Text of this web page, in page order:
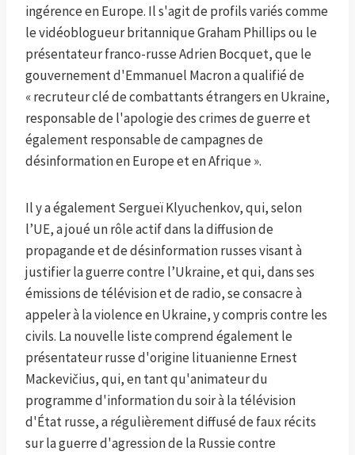
ingérence en Europe. Il s'agit de profils variés comme
le vidéoblogueur britannique Graham Phillips ou le
présentateur franco-russe Adrien Bocquet, que le
gouvernement d'Emmanuel Macron a qualifié de
« recruteur clé de combattants étrangers en Ukraine,
responsable de l'apologie des crimes de guerre et
également responsable de campagnes de
désinformation en Europe et en Afrique ».
Il y a également Sergueï Klyuchenkov, qui, selon
l’UE, a joué un rôle actif dans la diffusion de
propagande et de désinformation russes visant à
justifier la guerre contre l’Ukraine, et qui, dans ses
émissions de télévision et de radio, se consacre à
appeler à la violence en Ukraine, y compris contre les
civils. La nouvelle liste comprend également le
présentateur russe d'origine lituanienne Ernest
Mackevičius, qui, en tant qu'animateur du
programme d'information du soir à la télévision
d'État russe, a régulièrement diffusé de faux récits
sur la guerre d'agression de la Russie contre